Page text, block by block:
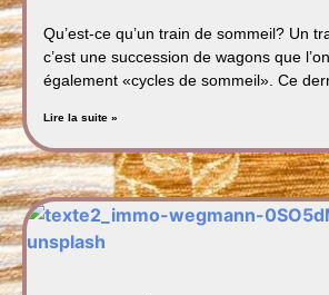
Qu’est-ce qu’un train de sommeil? Un
c’est une succession de wagons que
également «cycles de sommeil». Ce
Lire la suite »